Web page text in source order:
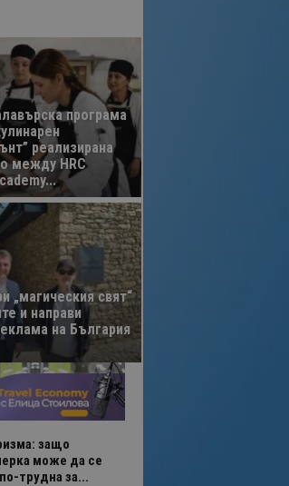
програма
реализирана
между HRC
„магическия свят“
и направи
на България
защо
може да се
трудна за...